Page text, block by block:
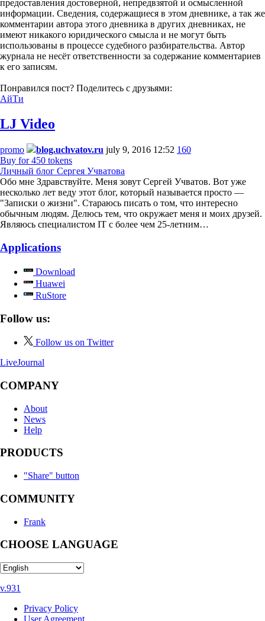
предоставления достоверной, непредвзятой и осмысленной
информации. Сведения, содержащиеся в этом дневнике, а так же
комментарии автора этого дневника в других дневниках, не
имеют никакого юридического смысла и не могут быть
использованы в процессе судебного разбирательства. Автор
журнала не несёт ответственности за содержание комментариев
к его записям.
Понравился пост? Поделитесь с друзьями:
АйТи
LJ Video
promo blog.uchvatov.ru july 9, 2016 12:52 160
Buy for 450 tokens
Личный блог Сергея Учватова
Обо мне Здравствуйте. Меня зовут Сергей Учватов. Вот уже
несколько лет веду этот блог, который называется просто —
"Записки о жизни". Стараюсь писать о том, что интересно
обычным людям. Делюсь тем, что окружает меня и моих друзей.
Являюсь специалистом IT с более чем 25-летним…
Applications
Download
Huawei
RuStore
Follow us:
Follow us on Twitter
LiveJournal
COMPANY
About
News
Help
PRODUCTS
"Share" button
COMMUNITY
Frank
CHOOSE LANGUAGE
v.931
Privacy Policy
User Agreement